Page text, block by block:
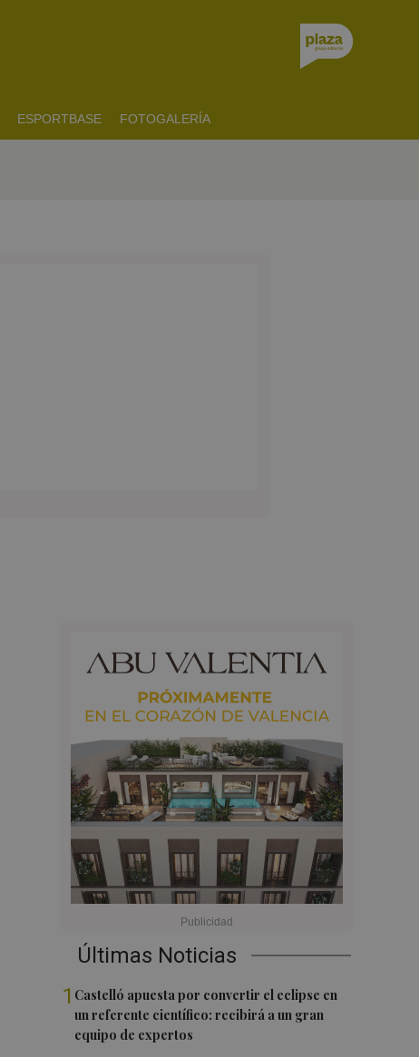
ESPORTBASE FOTOGALERÍA
Últimas Noticias
1 Castelló apuesta por convertir el eclipse en
un referente científico: recibirá a un gran
equipo de expertos